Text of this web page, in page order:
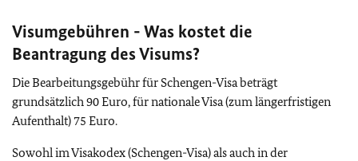
Visumgebühren - Was kostet die
Beantragung des Visums?
Die Bearbeitungsgebühr für Schengen-Visa beträgt
grundsätzlich 90 Euro, für nationale Visa (zum längerfristigen
Aufenthalt) 75 Euro.
Sowohl im Visakodex (Schengen-Visa) als auch in der